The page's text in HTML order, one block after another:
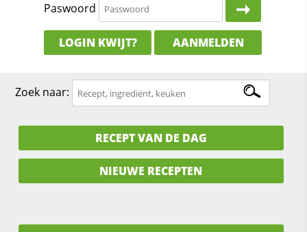
Paswoord
LOGIN KWIJT? AANMELDEN
Zoek naar:
RECEPT VAN DE DAG
NIEUWE RECEPTEN